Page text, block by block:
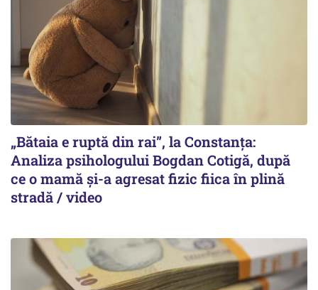
„Bătaia e ruptă din rai”, la Constanța:
Analiza psihologului Bogdan Cotigă, după
ce o mamă și-a agresat fizic fiica în plină
stradă / video